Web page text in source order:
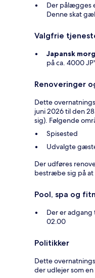
Der pålægges
Denne skat
Valgfrie
Japansk
på ca. 4000
Renoveringer
Dette
juni 2026 til den
sig). Følgende
Spisested
Udvalgte
Der udføres
bestræbe sig på at
Pool, spa og
Der er adgang
02.00
Politikker
Dette
der udlejer som